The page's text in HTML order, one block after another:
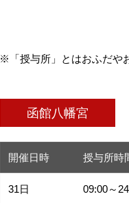
※「授与所」とはおふだや
函館八幡宮
開催日時 授与所時
31日 09:00～